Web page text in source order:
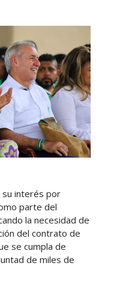
su interés por
parte del
la necesidad de
del contrato de
se cumpla de
de miles de